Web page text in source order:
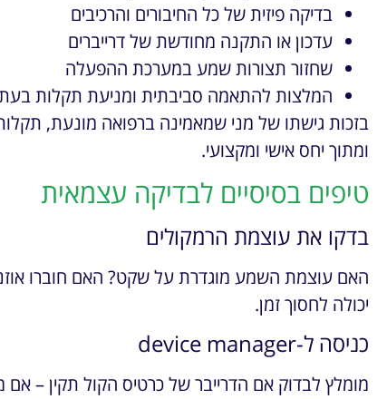
בדיקה פיזית של כל החיבורים והרכיבים
עדכון או התקנה מחודשת של דרייברים
שחזור תצורות שמע במערכת ההפעלה
המלצות להתאמה סביבתית ומניעת תקלות
בזכות גישתו של מני שמאמינה ברפואה מונעת,
ומתוך יחס אישי ומקצועי.
טיפים בסיסיים לבדיקה עצמאית
בדקו את עוצמת הרמקולים
האם עוצמת השמע מוגדרת על שקט? האם חוברו
יכולה לחסוך זמן.
כניסה ל-device manager
מומלץ לבדוק אם הדרייבר של כרטיס הקול תקין –